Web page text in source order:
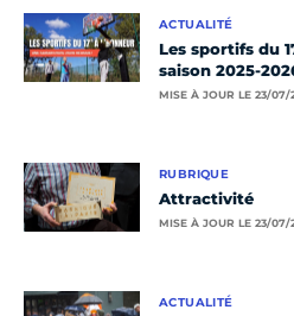
ACTUALITÉ
Les sportifs du
saison 2025-
MISE À JOUR LE 23/07/
RUBRIQUE
Attractivité
MISE À JOUR LE 23/07/
ACTUALITÉ